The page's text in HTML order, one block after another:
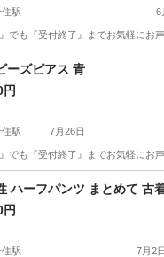
駅 6
』でも『受付終了』までお気軽に
南千住駅 調理器具
ーズピアス 青
駅 7月26日
』でも『受付終了』までお気軽に
千住駅 アクセサリー 日用品
女性 ハーフパンツ まとめ
駅 7月2日